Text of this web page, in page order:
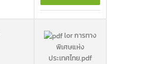
lor การทาง
พิเศษแห่ง
ประเทศไทย.pdf